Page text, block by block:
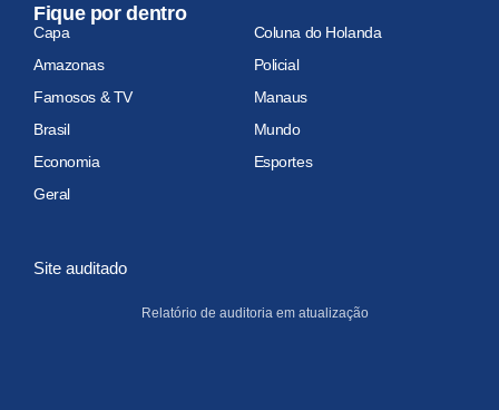
Fique por dentro
Capa
Coluna do Holanda
Amazonas
Policial
Famosos & TV
Manaus
Brasil
Mundo
Economia
Esportes
Geral
Site auditado
Relatório de auditoria em atualização